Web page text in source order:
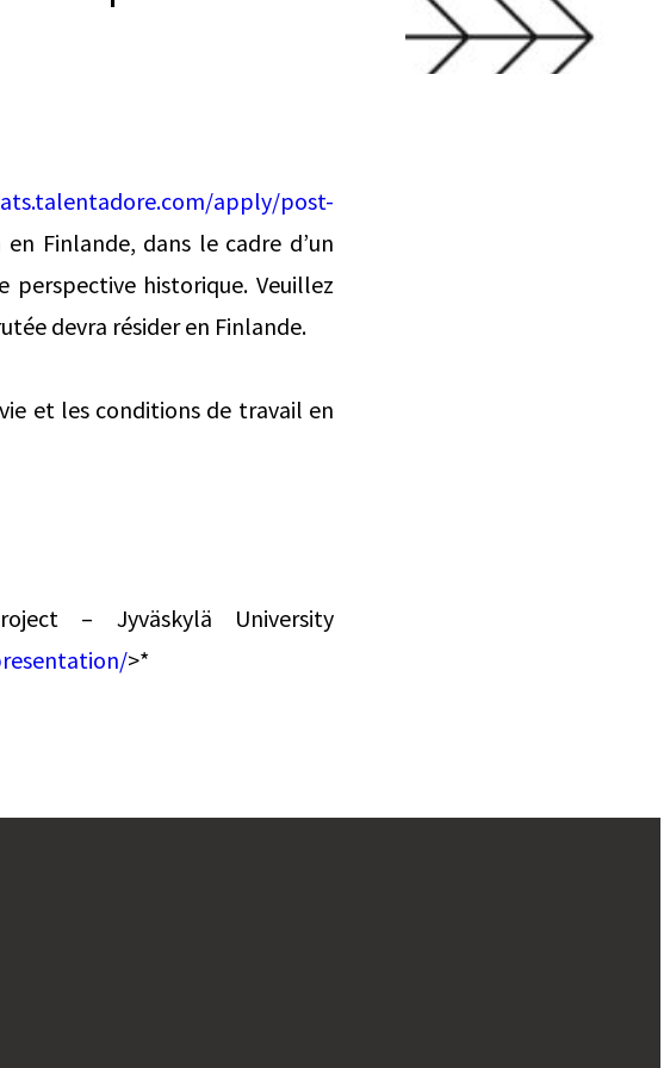
ats.talentadore.com/apply/post-
en Finlande, dans le cadre d’un
historique. Veuillez
devra résider en Finlande.
et les conditions de travail en
– Jyväskylä University
>*